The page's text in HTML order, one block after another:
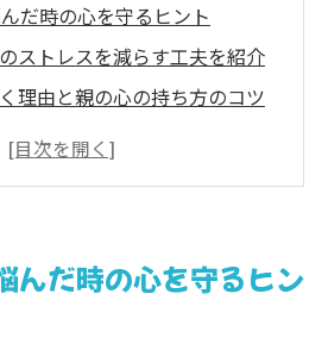
だ時の心を守るヒント
ストレスを減らす工夫を紹介
理由と親の心の持ち方のコツ
一番しんどい時期の乗り越え
係が楽になる考え方のヒント
んだ時の心を守るヒン